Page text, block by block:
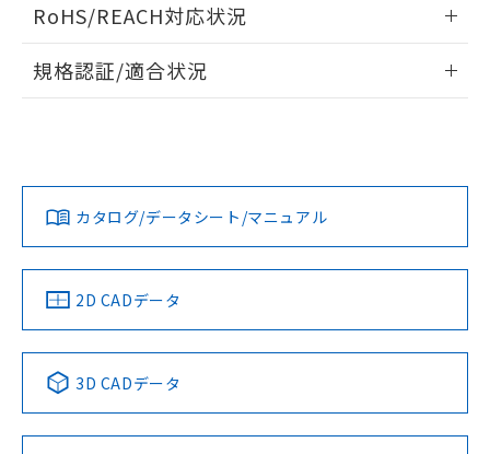
ドすることができます。
ログイン/会員登録
ダウンロードデータをご利用いただく前に、以下を必ずお読
みください。
ソフトウェアの使用条件
RoHS/REACH対応状況
EU RoHS 注意事項・凡例
対応済み
中国 RoHS 注意事項・凡例
Pb Hg Cd Cr(VI)
規格認証/適合状況
カタログ/データシート/マニュアル
2D CADデータ
3D CADデータ
物質の対応では、対応完了までの期間は出
荷製品に未対応品が混在することから備考
欄に対応日を記載しておりました。
既に当社にて対応品への在庫切替を完了